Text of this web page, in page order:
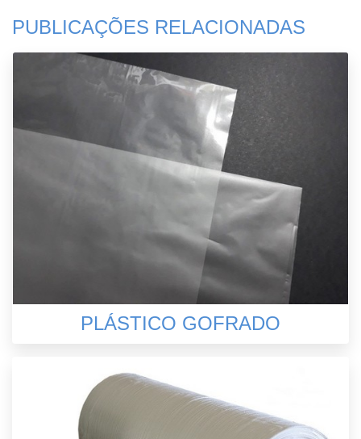
PUBLICAÇÕES RELACIONADAS
PLÁSTICO GOFRADO